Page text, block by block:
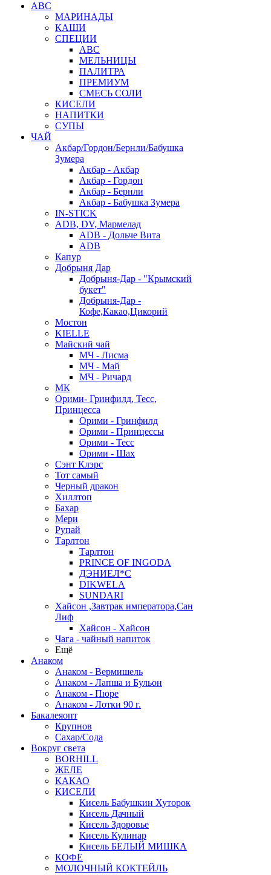
АВС
МАРИНАДЫ
КАШИ
СПЕЦИИ
АВС
МЕЛЬНИЦЫ
ПАЛИТРА
ПРЕМИУМ
СМЕСЬ СОЛИ
КИСЕЛИ
НАПИТКИ
СУПЫ
ЧАЙ
Акбар/Гордон/Бернли/Бабушка
Зумера
Акбар - Акбар
Акбар - Гордон
Акбар - Бернли
Акбар - Бабушка Зумера
IN-STICK
ADB, DV, Мармелад
ADB - Дольче Вита
ADB
Капур
Добрыня Дар
Добрыня-Дар - "Крымский
букет"
Добрыня-Дар -
Кофе,Какао,Цикорий
Мостон
KIELLE
Майский чай
МЧ - Лисма
МЧ - Май
МЧ - Ричард
МК
Орими- Гринфилд, Тесс,
Принцесса
Орими - Гринфилд
Орими - Принцессы
Орими - Тесс
Орими - Шах
Сэнт Клэрс
Тот самый
Черный дракон
Хиллтоп
Бахар
Мери
Рупай
Тарлтон
Тарлтон
PRINCE OF INGODA
ДЭНИЕЛ*С
DIKWELA
SUNDARI
Хайсон ,Завтрак императора,Сан
Лиф
Хайсон - Хайсон
Чага - чайный напиток
Ещё
Анаком
Анаком - Вермишель
Анаком - Лапша и Бульон
Анаком - Пюре
Анаком - Лотки 90 г.
Бакалеяопт
Крупнов
Сахар/Сода
Вокруг света
BORHILL
ЖЕЛЕ
КАКАО
КИСЕЛИ
Кисель Бабушкин Хуторок
Кисель Дачный
Кисель Здоровье
Кисель Кулинар
Кисель БЕЛЫЙ МИШКА
КОФЕ
МОЛОЧНЫЙ КОКТЕЙЛЬ